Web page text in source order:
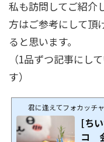
私も訪問してご紹介
方はご参考にして頂
ると思います。
（1品ずつ記事にし
す）
君に逢えてフォカッチャ
[ち
コ